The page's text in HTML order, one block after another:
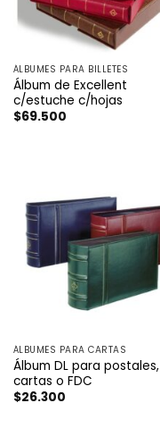
ÁLBUMES PARA BILLETES
Álbum de Excellent
c/estuche c/hojas
$69.500
ÁLBUMES PARA CARTAS
Álbum DL para postales,
cartas o FDC
$26.300